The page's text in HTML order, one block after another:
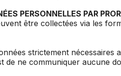
PERSONNELLES PAR
être collectées via les
strictement nécessaires
de ne communiquer aucune